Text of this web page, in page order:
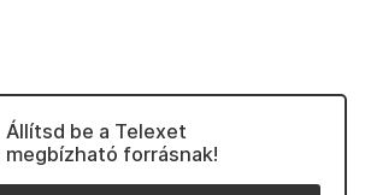
Állítsd be a Telexet
megbízható forrásnak!